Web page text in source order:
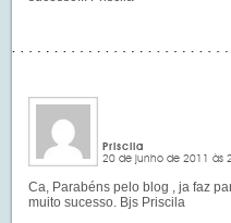
Priscila
20 de junho de 2011 às
Ca, Parabéns pelo blog , ja faz
muito sucesso. Bjs Priscila